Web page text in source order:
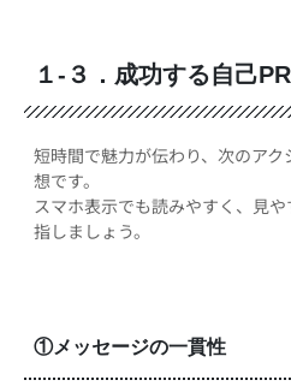
１-３．成功する自己
短時間で魅力が伝わり、次のア
想です。
スマホ表示でも読みやすく、見
指しましょう。
①メッセージの一貫性